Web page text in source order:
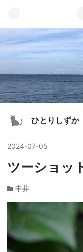
ひとりしずか
2024-07-05
ツーショッ
中井